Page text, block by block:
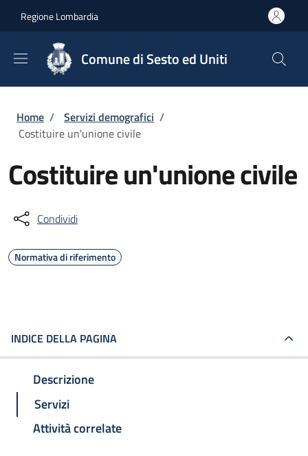
Regione Lombardia
Comune di Sesto ed Uniti
Briciole di pane
Home / Servizi demografici /
Costituire un'unione civile
Costituire un'unione civile
Condividi
Normativa di riferimento
INDICE DELLA PAGINA
Descrizione
Servizi
Attività correlate